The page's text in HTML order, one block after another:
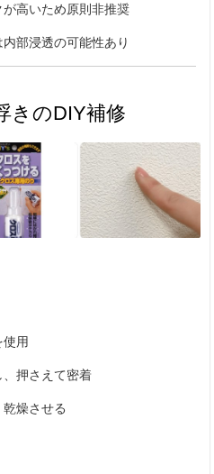
高いため原則非推奨
部浸透の可能性あり
きのDIY補修
用
押さえて密着
燥させる